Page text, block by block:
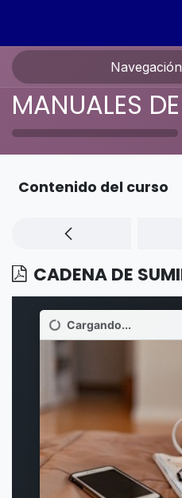
Navegación
Contenido del curso